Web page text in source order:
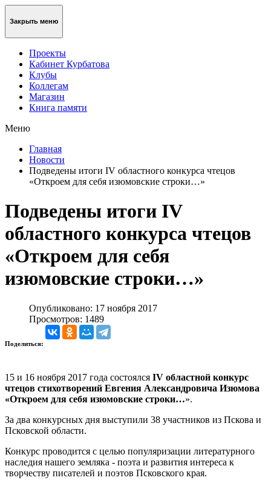
Закрыть меню
Проекты
Кабинет Курбатова
Клубы
Коллегам
Магазин
Книга памяти
Меню
Главная
Новости
Подведены итоги IV областного конкурса чтецов
«Откроем для себя изюмовские строки…»
Подведены итоги IV
областного конкурса чтецов
«Откроем для себя
изюмовские строки…»
Опубликовано: 17 ноября 2017
Просмотров: 1489
Поделиться:
15 и 16 ноября 2017 года состоялся IV областной конкурс
чтецов стихотворений Евгения Александровича Изюмова
«Откроем для себя изюмовские строки…».
За два конкурсных дня выступили 38 участников из Пскова и
Псковской области.
Конкурс проводится с целью популяризации литературного
наследия нашего земляка - поэта и развития интереса к
творчеству писателей и поэтов Псковского края.